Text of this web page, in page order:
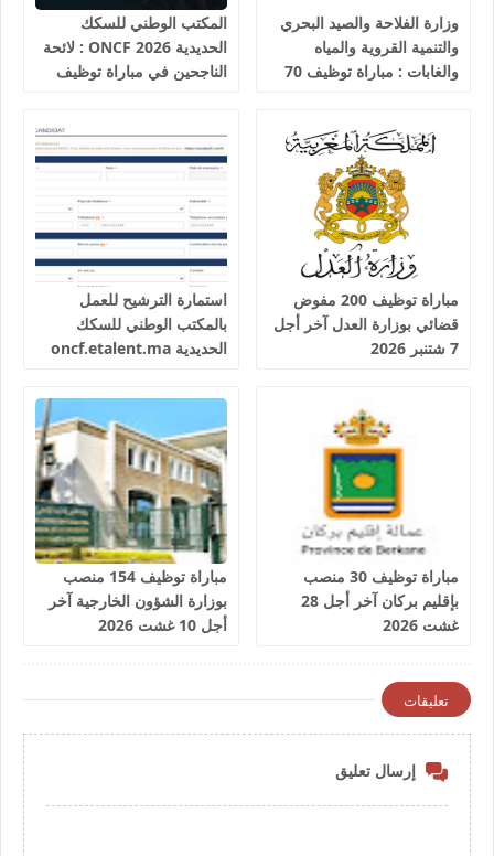
وزارة الفلاحة والصيد البحري
والتنمية القروية والمياه
والغابات : مباراة توظيف 70
المكتب الوطني للسكك
الحديدية 2026 ONCF : لائحة
الناجحين في مباراة توظيف
مباراة توظيف 200 مفوض
قضائي بوزارة العدل آخر أجل
7 شتنبر 2026
استمارة الترشيح للعمل
بالمكتب الوطني للسكك
الحديدية oncf.etalent.ma
مباراة توظيف 30 منصب
بإقليم بركان آخر أجل 28
غشت 2026
مباراة توظيف 154 منصب
بوزارة الشؤون الخارجية آخر
أجل 10 غشت 2026
تعليقات
إرسال تعليق